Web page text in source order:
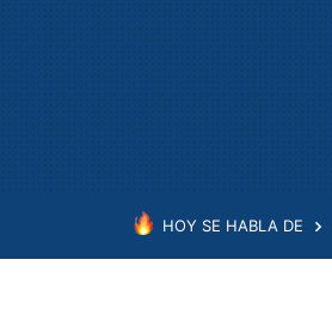
HOY SE HABLA DE